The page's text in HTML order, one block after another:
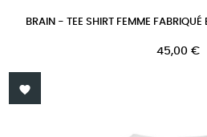
BRAIN - TEE SHIRT FEMME
Prix
45,00 €
